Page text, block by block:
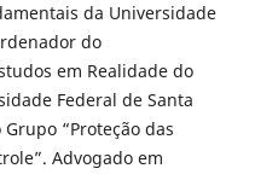
da Universidade
do
em Realidade do
Federal de Santa
“Proteção das
Advogado em